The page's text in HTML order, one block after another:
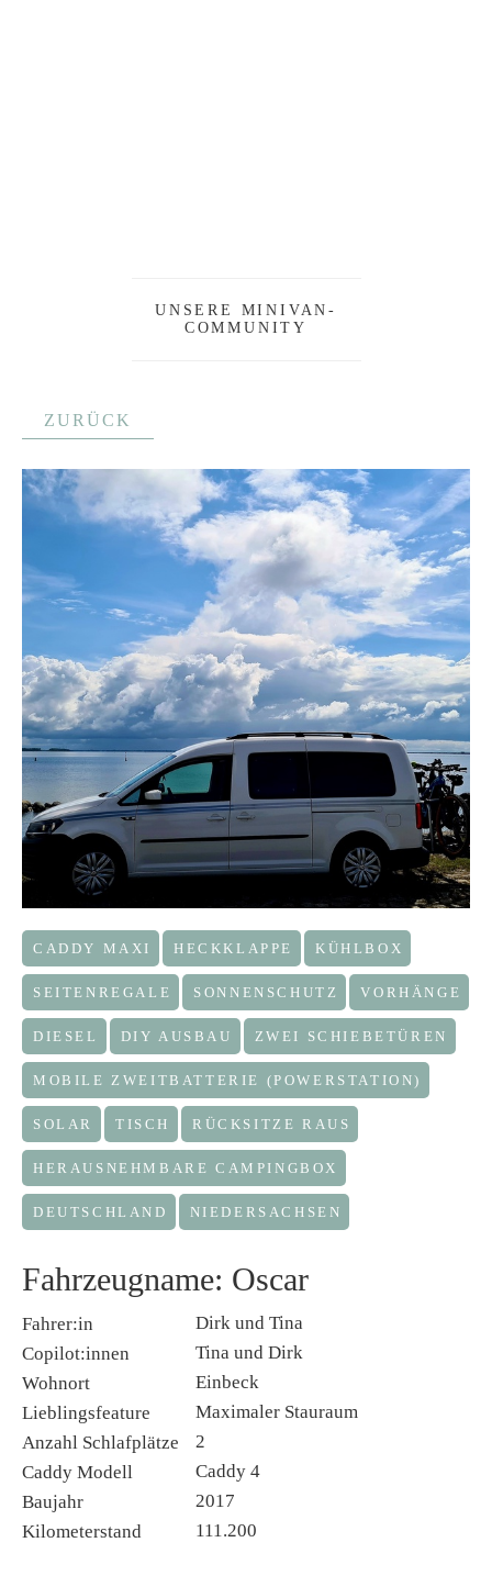
UNSERE MINIVAN-
COMMUNITY
ZURÜCK
CADDY MAXI HECKKLAPPE KÜHLBOX
SEITENREGALE SONNENSCHUTZ VORHÄNGE
DIESEL DIY AUSBAU ZWEI SCHIEBETÜREN
MOBILE ZWEITBATTERIE (POWERSTATION)
SOLAR TISCH RÜCKSITZE RAUS
HERAUSNEHMBARE CAMPINGBOX
DEUTSCHLAND NIEDERSACHSEN
Fahrzeugname: Oscar
Fahrer:in
Dirk und Tina
Copilot:innen
Tina und Dirk
Wohnort
Einbeck
Lieblingsfeature
Maximaler Stauraum
Anzahl Schlafplätze
2
Caddy Modell
Caddy 4
Baujahr
2017
Kilometerstand
111.200